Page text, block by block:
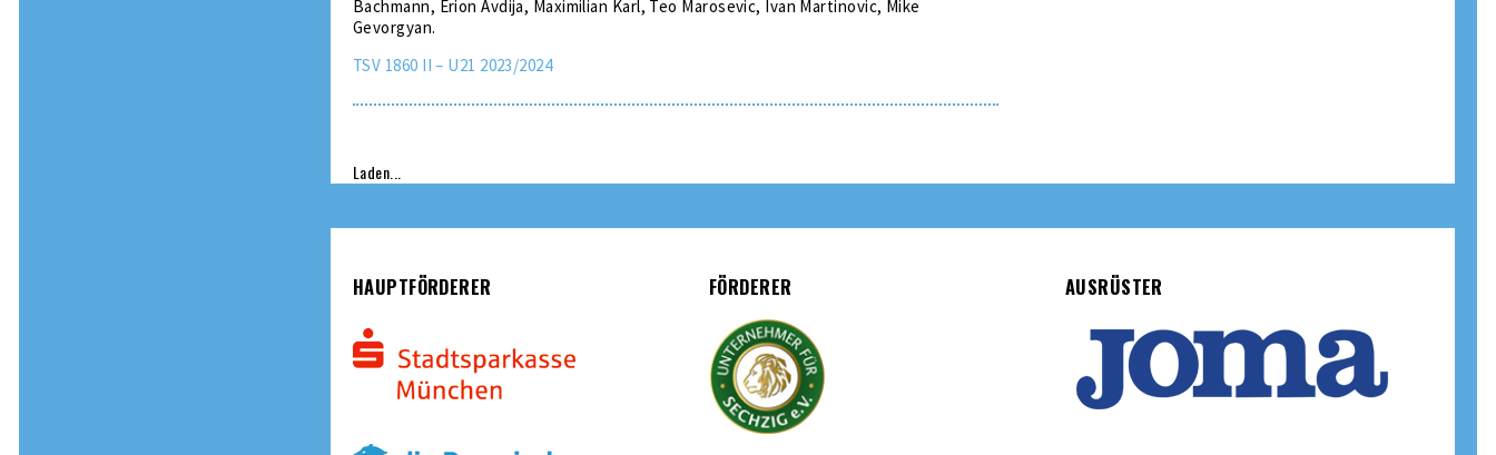
Bachmann, Erion Avdija, Maximilian Karl, Teo Marosevic, Ivan Martinovic, Mike
Gevorgyan.
TSV 1860 II – U21 2023/2024
Laden...
HAUPTFÖRDERER FÖRDERER AUSRÜSTER